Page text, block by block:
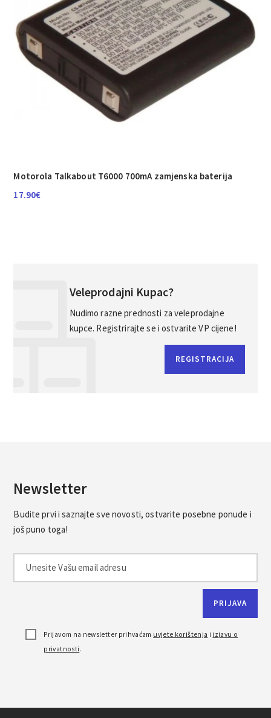
Motorola Talkabout T6000 700mA zamjenska baterija
17.90€
Veleprodajni Kupac?
Nudimo razne prednosti za veleprodajne
kupce. Registrirajte se i ostvarite VP cijene!
REGISTRACIJA
Newsletter
Budite prvi i saznajte sve novosti, ostvarite posebne ponude i
još puno toga!
Prijavom na newsletter prihvaćam uvjete korištenja i izjavu o
privatnosti.